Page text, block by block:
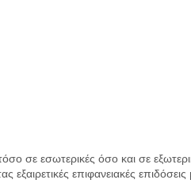
σε εσωτερικές όσο και σε
επιφανειακές επιδόσεις